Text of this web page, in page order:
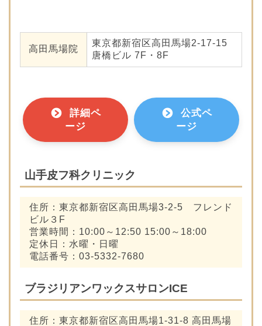
高田馬場院
東京都新宿区高田馬場2-17-15
唐橋ビル 7F・8F
詳細ペ
ージ
公式ペ
ージ
山手皮フ科クリニック
住所：東京都新宿区高田馬場3-2-5 フレンド
ビル３F
営業時間：10:00～12:50 15:00～18:00
定休日：水曜・日曜
電話番号：03-5332-7680
ブラジリアンワックスサロンICE
住所：東京都新宿区高田馬場1-31-8 高田馬場